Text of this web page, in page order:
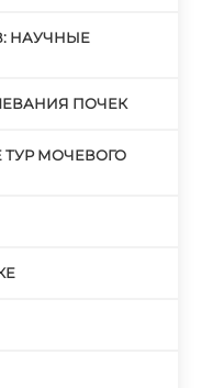
НАУЧНЫЕ
ПОЧЕК
МОЧЕВОГО